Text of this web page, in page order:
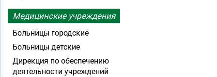
Медицинские учреждения
Больницы городские
Больницы детские
Дирекция по обеспечению
деятельности учреждений